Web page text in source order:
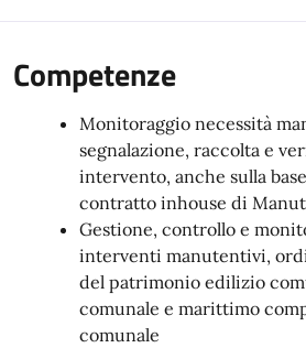
Competenze
Monitoraggio necessità
segnalazione, raccolta e
intervento, anche sulla
contratto inhouse di
Gestione, controllo e
interventi manutentivi,
del patrimonio edilizio
comunale e marittimo
comunale